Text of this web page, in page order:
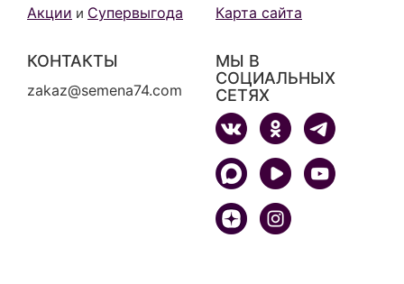
Акции и Супервыгода
Карта сайта
КОНТАКТЫ
zakaz@semena74.com
МЫ В
СОЦИАЛЬНЫХ
СЕТЯХ